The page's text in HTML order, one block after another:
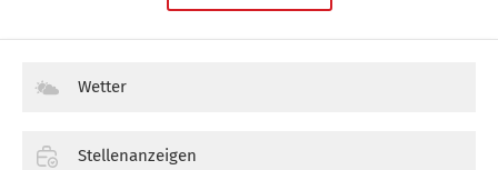
Wetter
Stellenanzeigen